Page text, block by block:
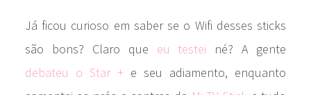
Já ficou curioso em saber se o Wifi desses sticks
são bons? Claro que eu testei né? A gente
debateu o Star + e seu adiamento, enquanto